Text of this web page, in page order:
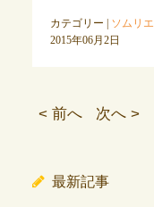
カテゴリー | ソムリ
2015年06月2日
< 前へ 次へ >
最新記事